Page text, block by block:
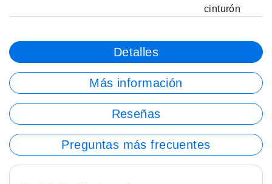
cinturón
Detalles
Más información
Reseñas
Preguntas más frecuentes